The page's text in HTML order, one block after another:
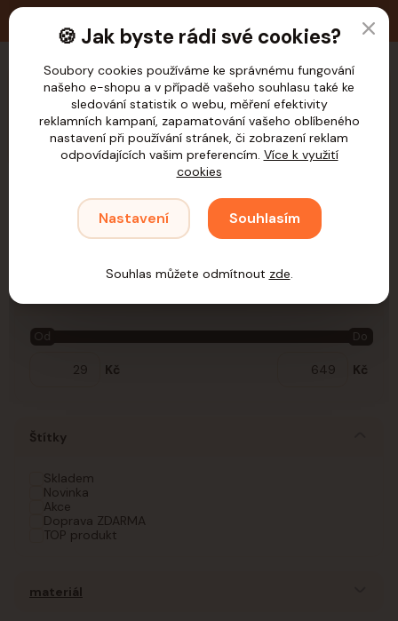
CZK
Kočky Hračky Interaktivní Interaktivní
Interaktivní
Kč
Od Do
Kč
Štítky
Skladem
Novinka
Akce
Doprava ZDARMA
TOP produkt
materiál
🍪 Jak byste rádi své cookies?
Soubory cookies používáme ke správnému fungování
našeho e-shopu a v případě vašeho souhlasu také ke
sledování statistik o webu, měření efektivity
reklamních kampaní, zapamatování vašeho oblíbeného
nastavení při používání stránek, či zobrazení reklam
odpovídajících vašim preferencím. Více k využití
cookies
Nastavení Souhlasím
Souhlas můžete odmítnout zde.